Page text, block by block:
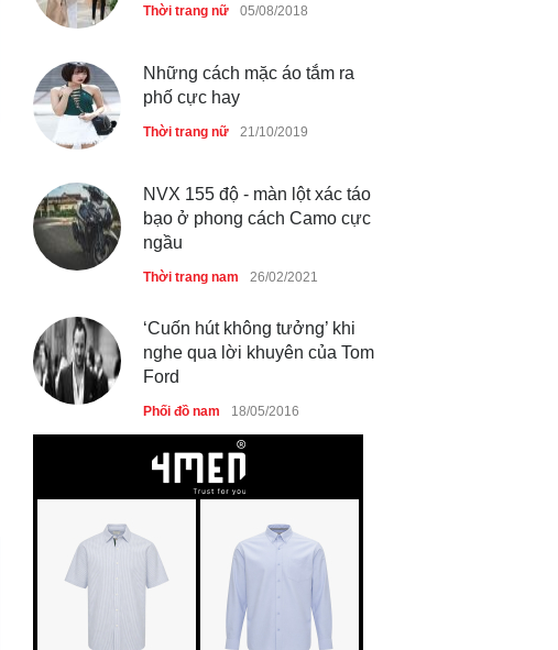
Thời trang nữ 05/08/2018
Những cách mặc áo tắm ra
phố cực hay
Thời trang nữ 21/10/2019
NVX 155 độ - màn lột xác táo
bạo ở phong cách Camo cực
ngầu
Thời trang nam 26/02/2021
‘Cuốn hút không tưởng’ khi
nghe qua lời khuyên của Tom
Ford
Phối đồ nam 18/05/2016